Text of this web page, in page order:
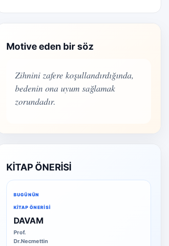
Motive eden bir söz
Zihnini zafere koşullandırdığında,
bedenin ona uyum sağlamak
zorundadır.
KİTAP ÖNERİSİ
BUGÜNÜN
KITAP ÖNERISI
DAVAM
Prof.
Dr.Necmettin